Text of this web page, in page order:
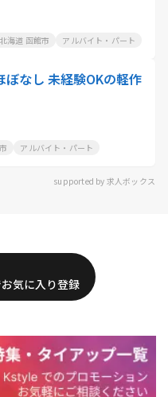
北海道 函館市 アルバイト・パート
なし 未経験OKの軽作
アルバイト・パート
supported by 求人ボックス
気に入り登録